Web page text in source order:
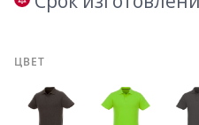
ЦВЕТ